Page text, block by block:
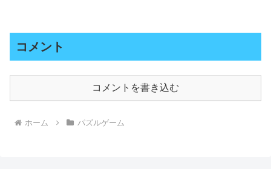
コメント
コメントを書き込む
ホーム パズルゲーム